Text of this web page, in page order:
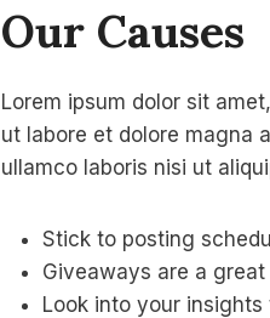
Our Causes
Lorem ipsum dolor sit
ut labore et dolore magna
ullamco laboris nisi ut
Stick to posting
Giveaways are a
Look into your